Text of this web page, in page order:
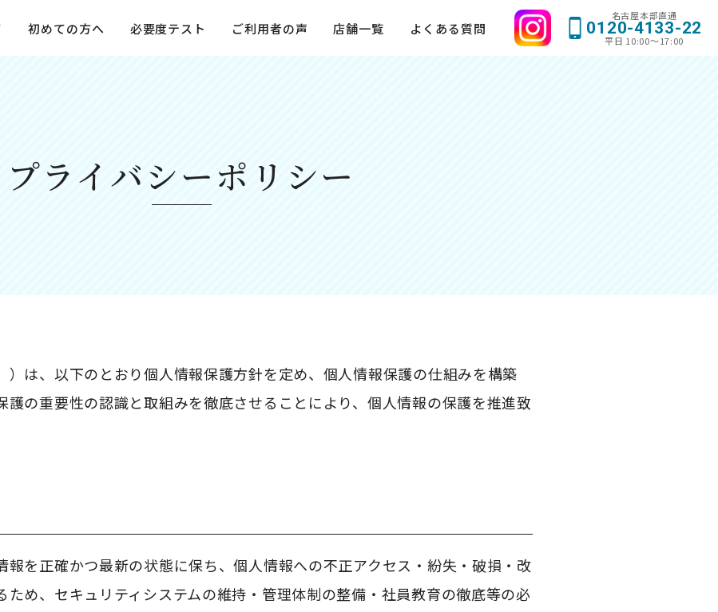
初めての方へ 必要度テスト ご利用者の声 店舗一覧 よくある質問
名古屋本部直通
0120-4133-22
平日 10:00〜17:00
プライバシーポリシー
）は、以下のとおり個人情報保護方針を定め、個人情報保護の仕組みを構築
護の重要性の認識と取組みを徹底させることにより、個人情報の保護を推進致
報を正確かつ最新の状態に保ち、個人情報への不正アクセス・紛失・破損・改
ため、セキュリティシステムの維持・管理体制の整備・社員教育の徹底等の必